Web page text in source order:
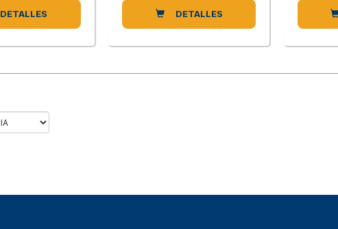
DETALLES DETALLES